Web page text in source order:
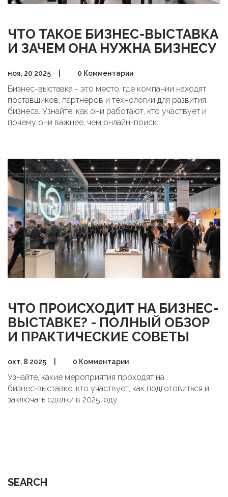
ЧТО ТАКОЕ БИЗНЕС-ВЫСТАВКА
И ЗАЧЕМ ОНА НУЖНА БИЗНЕСУ
ноя, 20 2025 0 Комментарии
Бизнес-выставка - это место, где компании находят
поставщиков, партнеров и технологии для развития
бизнеса. Узнайте, как они работают, кто участвует и
почему они важнее, чем онлайн-поиск.
ЧТО ПРОИСХОДИТ НА БИЗНЕС-
ВЫСТАВКЕ? - ПОЛНЫЙ ОБЗОР
И ПРАКТИЧЕСКИЕ СОВЕТЫ
окт, 8 2025 0 Комментарии
Узнайте, какие мероприятия проходят на
бизнес‑выставке, кто участвует, как подготовиться и
заключать сделки в 2025году.
SEARCH